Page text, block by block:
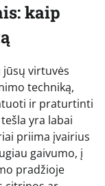
kaip
jūsų virtuvės
techniką,
ir praturtinti
yra labai
priima įvairius
gaivumo, į
pradžioje